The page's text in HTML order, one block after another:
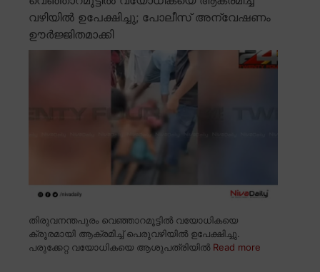
വഴിയിൽ ഉപേക്ഷിച്ചു; പോലീസ് അന്വേഷണം
ഊർജ്ജിതമാക്കി
തിരുവനന്തപുരം വെഞ്ഞാറമൂട്ടിൽ വയോധികയെ
ക്രൂരമായി ആക്രമിച്ച് പെരുവഴിയിൽ ഉപേക്ഷിച്ചു.
പരുക്കേറ്റ വയോധികയെ ആശുപത്രിയിൽ Read more